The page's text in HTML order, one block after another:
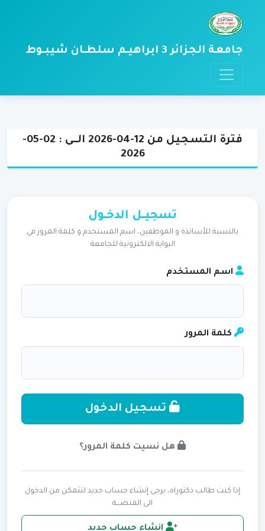
جامعة الجزائر 3 ابراهيـم سلطـان شيبـوط
فترة التسجيل من 12-04-2026 الــى : 02-05-
2026
تسجيـــل الدخــول
بالنسبة للأساتذة و الموظفين، اسم المستخدم و كلمة المرور في
البوابة الالكترونية للجامعة
اسم المستخدم
كلمة المرور
تسجيل الدخول
هل نسيت كلمة المرور؟
إذا كنت طالب دكتوراه، يرجى إنشاء حساب جديد لتتمكن من الدخول
الى المنصـــة
انشاء حساب جديد